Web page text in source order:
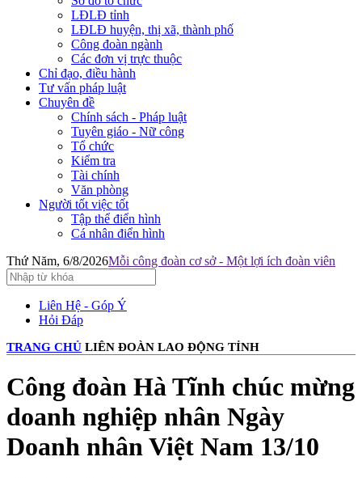
LĐLĐ tỉnh
LĐLĐ huyện, thị xã, thành phố
Công đoàn ngành
Các đơn vị trực thuộc
Chỉ đạo, điều hành
Tư vấn pháp luật
Chuyên đề
Chính sách - Pháp luật
Tuyên giáo - Nữ công
Tổ chức
Kiểm tra
Tài chính
Văn phòng
Người tốt việc tốt
Tập thể điển hình
Cá nhân điển hình
Thứ Năm, 6/8/2026Mỗi công đoàn cơ sở - Một lợi ích đoàn viên
Liên Hệ - Góp Ý
Hỏi Đáp
TRANG CHỦ LIÊN ĐOÀN LAO ĐỘNG TỈNH
Công đoàn Hà Tĩnh chúc mừng
doanh nghiệp nhân Ngày
Doanh nhân Việt Nam 13/10